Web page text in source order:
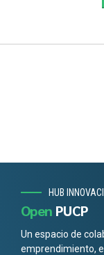
HUB
Open PUCP
Un espacio de
emprendimiento,